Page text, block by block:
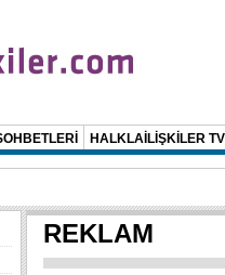
HALKLAİLİŞKİLER TV
REKLAM